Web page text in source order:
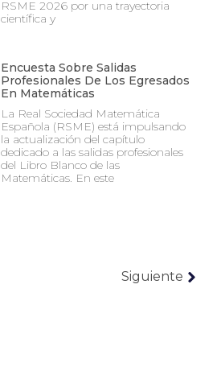
RSME 2026 por una trayectoria
científica y
Encuesta Sobre Salidas
Profesionales De Los Egresados
En Matemáticas
La Real Sociedad Matemática
Española (RSME) está impulsando
la actualización del capítulo
dedicado a las salidas profesionales
del Libro Blanco de las
Matemáticas. En este
Siguiente